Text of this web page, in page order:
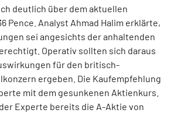
deutlich über dem aktuellen
Pence. Analyst Ahmad Halim erklärte,
sei angesichts der anhaltenden
Operativ sollten sich daraus
für den britisch-
ergeben. Die Kaufempfehlung
mit dem gesunkenen Aktienkurs.
Experte bereits die A-Aktie von